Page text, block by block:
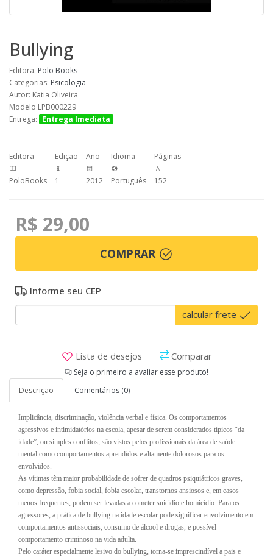
Bullying
Editora: Polo Books
Categorias: Psicologia
Autor: Katia Oliveira
Modelo LPB000229
Entrega: Entrega Imediata
Editora
PoloBooks
Edição
1
Ano
2012
Idioma
Português
Páginas
152
R$ 29,00
COMPRAR
Informe seu CEP
calcular frete
Lista de desejos Comparar
Seja o primeiro a avaliar esse produto!
Descrição
Comentários (0)
Implicância, discriminação, violência verbal e física. Os comportamentos
agressivos e intimidatórios na escola, apesar de serem considerados típicos “da
idade”, ou simples conflitos, são vistos pelos profissionais da área de saúde
mental como comportamentos aprendidos e altamente dolorosos para os
envolvidos.
As vítimas têm maior probabilidade de sofrer de quadros psiquiátricos graves,
como depressão, fobia social, fobia escolar, transtornos ansiosos e, em casos
menos frequentes, podem ser levadas a cometer suicídio e homicídio. Para os
agressores, a prática de bullying na idade escolar pode significar envolvimento em
comportamentos antissociais, consumo de álcool e drogas, e possível
comportamento criminoso na vida adulta.
Pelo caráter especialmente lesivo do bullying, torna-se imprescindível a pais e